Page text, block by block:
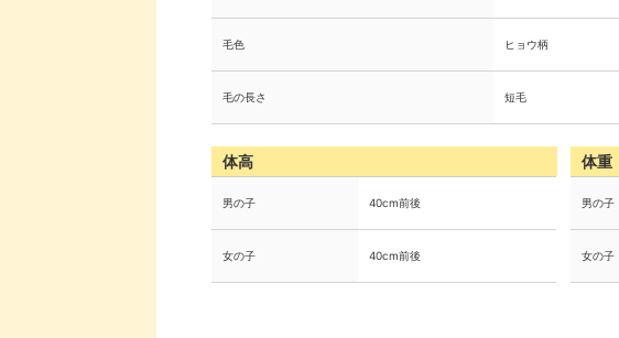
毛色 ヒョウ柄
毛の長さ 短毛
体高
男の子 40cm前後
女の子 40cm前後
体重
男の子
女の子